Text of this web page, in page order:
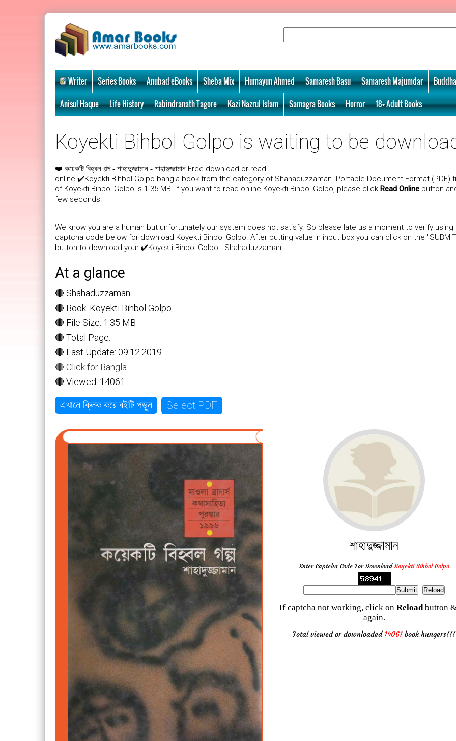
Writer Series Books Anubad eBooks Sheba Mix Humayun Ahmed Samaresh Basu Samaresh Majumdar
Anisul Haque Life History Rabindranath Tagore Kazi Nazrul Islam Samagra Books Horror 18+ Adult Books
Koyekti Bihbol Golpo is waiting to be
❤️ কয়েকটি বিহ্বল গল্প - শাহাদু্জ্জামান - শাহাদুজ্জামান Free download or read
online ✔️Koyekti Bihbol Golpo bangla book from the category of Shahaduzzaman. Portable Document Format (PDF)
of Koyekti Bihbol Golpo is 1.35 MB. If you want to read online Koyekti Bihbol Golpo, please click Read Online button
few seconds.
We know you are a human but unfortunately our system does not satisfy. So please late us a moment to verify using
captcha code below for download Koyekti Bihbol Golpo. After putting value in input box you can click on the
button to download your ✔️Koyekti Bihbol Golpo - Shahaduzzaman.
At a glance
🔴 Shahaduzzaman
🔴 Book: Koyekti Bihbol Golpo
🔴 File Size: 1.35 MB
🔴 Total Page:
🔴 Last Update: 09.12.2019
🔴 Click for Bangla
🔴 Viewed: 14061
এখানে ক্লিক করে বইটি পড়ুন Select PDF
শাহাদুজ্জামান
Enter Captcha Code For Download Koyekti Bihbol Golpo
If captcha not working, click on Reloadbutton
again.
Total viewed or downloaded 14061 book hungers!!!